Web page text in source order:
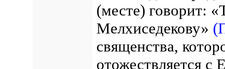
(месте) говорит:
Мелхиседекову»
священства,
отожествляется с